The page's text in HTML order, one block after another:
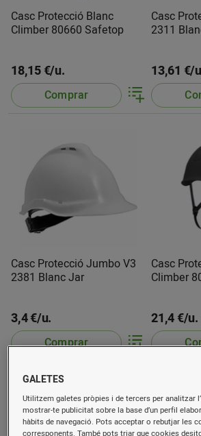
Casc Protecció Blanc
Climber 80660 Safetop
18,15 €/u.
Comprar
Casc
2311
13,61 €/
Casc Protecció Jumbo V3
2381 Blanc Jar
3,4 €/u.
Comprar
Casc
Climber
21,4 €/u.
GALETES
Utilitzem galetes pròpies i de tercers per analitzar
mostrar-te publicitat sobre la base d’un perfil
hàbits de navegació. Pots acceptar o rebutjar les